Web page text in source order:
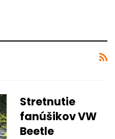
Stretnutie
fanúšikov VW
Beetle